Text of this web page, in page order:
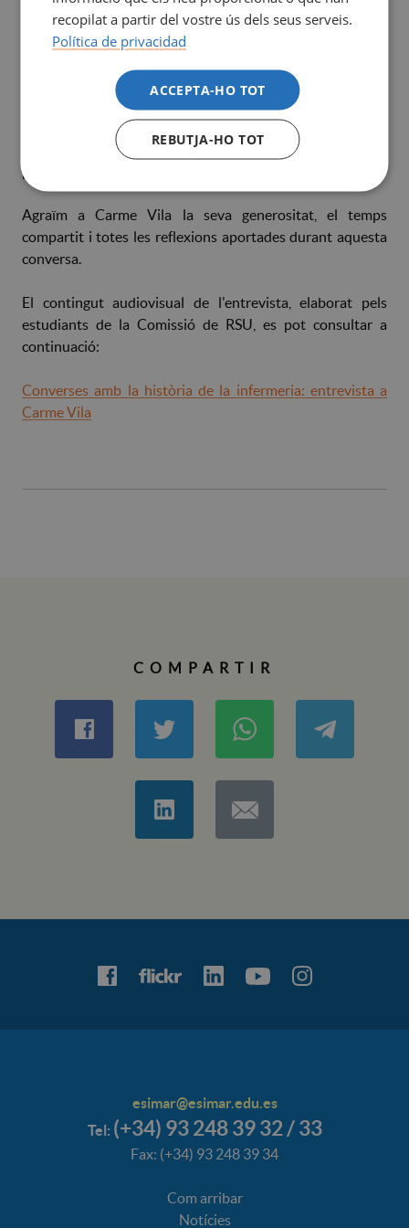
vinculades a l'Hospital del Mar i el compromís històric de
la professió amb la comunitat, aspectes que continuen
d'entendre les cures centrada en la persona.
Amb aquesta iniciativa, la Comissió de RSU de l'ESIHMar
promou la participació activa de l'estudiantat en accions
amb impacte social i acadèmic, alhora que contribueix a
preservar i difondre la memòria històrica de la infermeria.
Agraïm a Carme Vila la seva generositat, el temps
compartit i totes les reflexions aportades durant aquesta
conversa.
El contingut audiovisual de l'entrevista, elaborat pels
estudiants de la Comissió de RSU, es pot consultar a
continuació:
Converses amb la història de la infermeria: entrevista a
Carme Vila
COMPARTIR
esimar@esimar.edu.es
Tel: (+34) 93 248 39 32 / 33
Fax: (+34) 93 248 39 34
Com arribar
Notícies
recopilat a partir del vostre ús dels seus serveis.
Política de privacidad
ACCEPTA-HO TOT
REBUTJA-HO TOT